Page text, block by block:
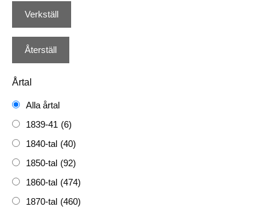
Årtal
Alla årtal
1839-41 (6)
1840-tal (40)
1850-tal (92)
1860-tal (474)
1870-tal (460)